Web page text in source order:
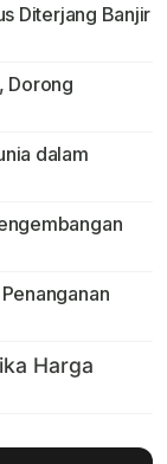
Diterjang Banjir
Dorong
dalam